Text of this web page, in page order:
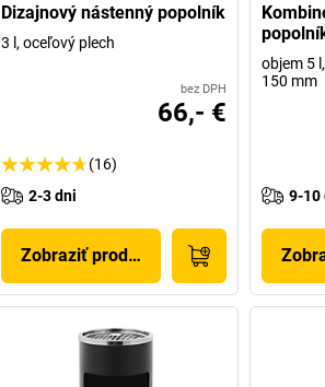
Dizajnový nástenný popolník
3 l, oceľový plech
bez DPH
66,- €
(16)
2-3 dni
Zobraziť produkt
objem 5
150 mm
9-10